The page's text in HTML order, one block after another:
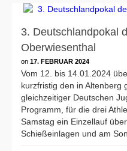
3. Deutschlandpokal
Oberwiesenthal
on 17. FEBRUAR 2024
Vom 12. bis 14.01.2024
kurzfristig den in Altenberg
gleichzeitiger Deutschen
Programm, für die drei
Samstag ein Einzellauf
Schießeinlagen und am